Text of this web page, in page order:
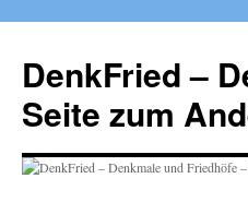
springen
DenkFried –
Seite zum